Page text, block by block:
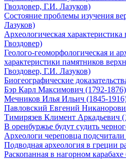
Гвоздовер, Г.И. Лазуков)
Состояние проблемы изучения
Лазуков)
Археологическая
Гвоздовер)
Геолого-геоморфологическая и
характеристики памятников
Гвоздовер, Г.И. Лазуков)
Биогеографические
Бэр Карл Максимович (1792-1876)
Мечников Илья Ильич (1845-
Павловский Евгений
Тимирязев Климент Аркадьевич
В оренбуржье будут судить
Археологи череповца
Подводная археология в греции
Раскопанная в нагорном